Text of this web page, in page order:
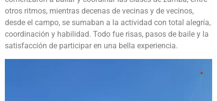
otros ritmos, mientras decenas de vecinas y de vecinos,
desde el campo, se sumaban a la actividad con total alegría,
coordinación y habilidad. Todo fue risas, pasos de baile y la
satisfacción de participar en una bella experiencia.